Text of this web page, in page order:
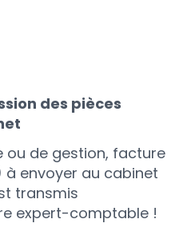
des pièces
ou de gestion, facture
à envoyer au cabinet
transmis
expert-comptable !